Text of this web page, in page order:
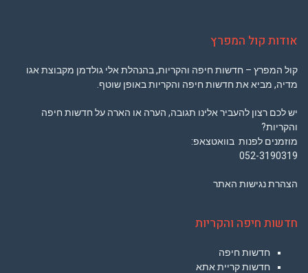
אודות קול המפרץ
קול המפרץ – חדשות חיפה והקריות, בהנהלת אלי גולדמן מקבוצת אגו
מדיה, מביא את חדשות חיפה והקריות באופן שוטף.
יש לכם רצון להעביר אלינו תגובה, הערה או הארה על חדשות חיפה
והקריות?
מוזמנים לפנות בוואטצאפ:
052-3190319
הצהרת נגישות האתר
חדשות חיפה והקריות
חדשות חיפה
חדשות קריית אתא